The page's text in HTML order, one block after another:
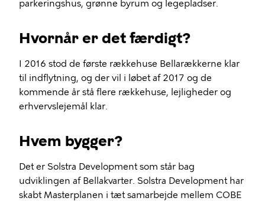
parkeringshus, grønne byrum og legepladser.
Hvornår er det færdigt?
I 2016 stod de første rækkehuse Bellarækkerne klar
til indflytning, og der vil i løbet af 2017 og de
kommende år stå flere rækkehuse, lejligheder og
erhvervslejemål klar.
Hvem bygger?
Det er Solstra Development som står bag
udviklingen af Bellakvarter. Solstra Development har
skabt Masterplanen i tæt samarbejde mellem COBE